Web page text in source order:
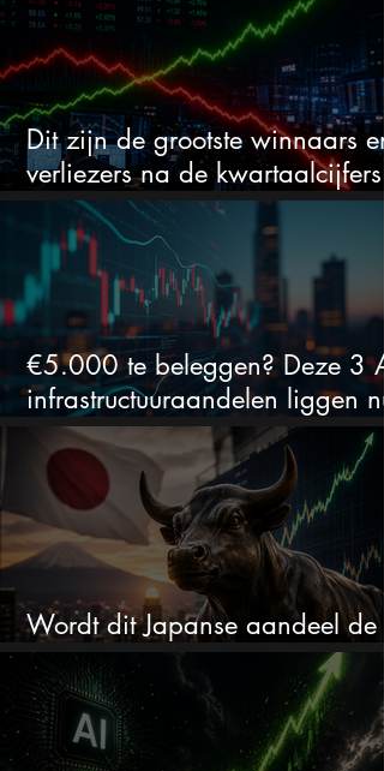
Dit zijn de grootste winnaars en
verliezers na de kwartaalcijfers
(2 springen eruit)
€5.000 te beleggen? Deze 3
infrastructuuraandelen liggen nu
in de uitverkoop
Wordt dit Japanse aandeel de
comeback kid van 2026?